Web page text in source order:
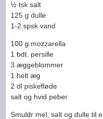
½ tsk salt
125 g dulle
1-2 spsk vand
100 g mozzarella
1 bdt. persille
3 æggeblommer
1 helt æg
2 dl piskefløde
salt og hvid peber
Smuldr mel, salt og dulle til